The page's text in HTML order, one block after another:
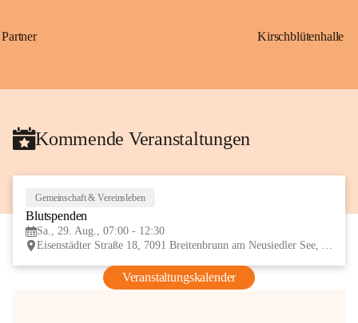
Partner Kirschblütenhalle
Kommende Veranstaltungen
Gemeinschaft & Vereinsleben
Blutspenden
Sa., 29. Aug., 07:00 - 12:30
Eisenstädter Straße 18, 7091 Breitenbrunn am Neusiedler See, AUT
Veranstaltungskalender